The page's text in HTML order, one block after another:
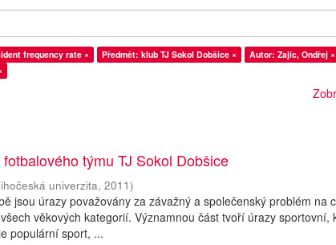
frequency rate × Předmět: klub TJ Sokol Dobšice ×
Autor: Zajíc, Ondřej ×
týmu TJ Sokol Dobšice
univerzita,2011)
jsou úrazy považovány za závažný a společenský problém na
věkových kategorií. Významnou část tvoří úrazy sportovní,
populární sport, ...